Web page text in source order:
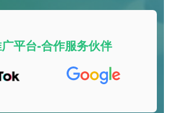
平台-合作服务伙伴